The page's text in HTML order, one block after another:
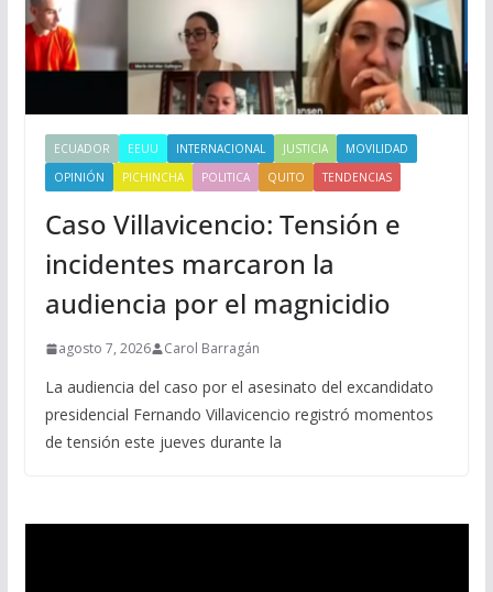
ECUADOR EEUU INTERNACIONAL JUSTICIA
MOVILIDAD
OPINIÓN
PICHINCHA POLITICA QUITO TENDENCIAS
Caso Villavicencio: Tensión e
incidentes marcaron la
audiencia por el magnicidio
agosto 7, 2026 Carol Barragán
La audiencia del caso por el asesinato del excandidato
presidencial Fernando Villavicencio registró momentos
de tensión este jueves durante la